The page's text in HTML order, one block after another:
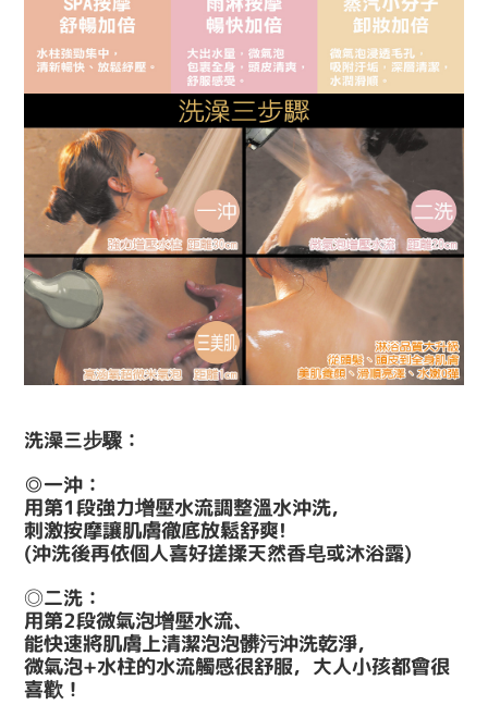
洗澡三步驟：
◎一沖：
用第1段強力增壓水流調整溫水沖洗，
刺激按摩讓肌膚徹底放鬆舒爽!
(沖洗後再依個人喜好搓揉天然香皂或沐浴露)
◎二洗：
用第2段微氣泡增壓水流、
能快速將肌膚上清潔泡泡髒污沖洗乾淨，
微氣泡+水柱的水流觸感很舒服，大人小孩都會很
喜歡！